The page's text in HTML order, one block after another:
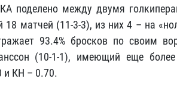
поделено между двумя
матчей (11-3-3), из них 4 – на
93.4% бросков по своим
(10-1-1), имеющий еще
и КН – 0.70.